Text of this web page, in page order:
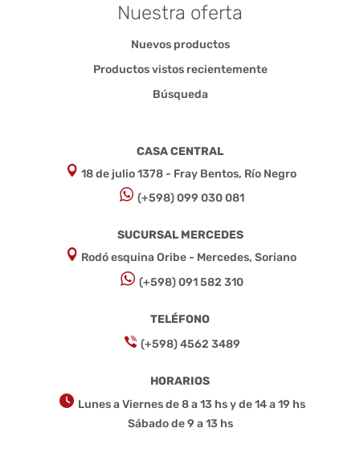
Nuestra oferta
Nuevos productos
Productos vistos recientemente
Búsqueda
CASA CENTRAL
18 de julio 1378 - Fray Bentos, Río Negro
(+598) 099 030 081
SUCURSAL MERCEDES
Rodó esquina Oribe - Mercedes, Soriano
(+598) 091 582 310
TELÉFONO
(+598) 4562 3489
HORARIOS
Lunes a Viernes de 8 a 13 hs y de 14 a 19 hs
Sábado de 9 a 13 hs